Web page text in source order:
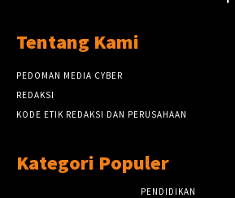
Tentang Kami
PEDOMAN MEDIA CYBER
REDAKSI
KODE ETIK REDAKSI DAN PERUSAHAAN
Kategori Populer
PENDIDIKAN